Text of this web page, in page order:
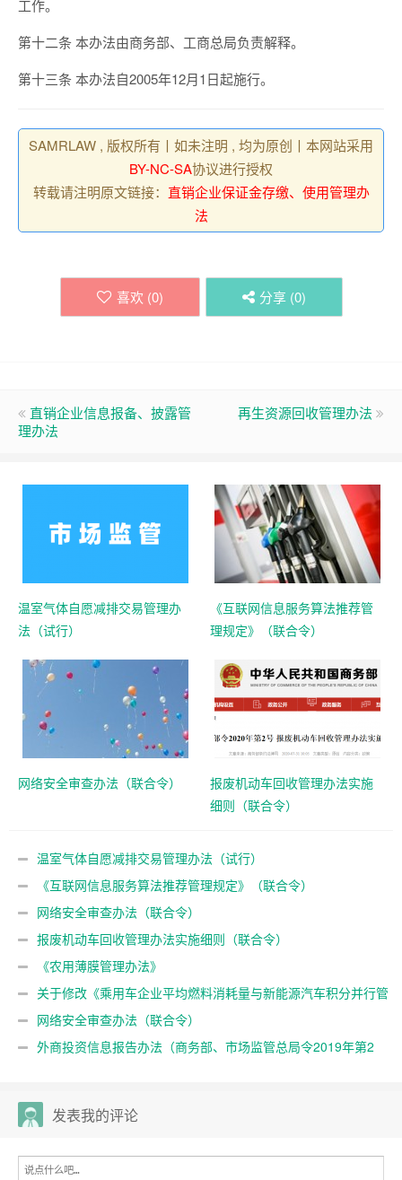
工作。
第十二条 本办法由商务部、工商总局负责解释。
第十三条 本办法自2005年12月1日起施行。
SAMRLAW , 版权所有丨如未注明 , 均为原创丨本网站采用
BY-NC-SA协议进行授权
转载请注明原文链接： 直销企业保证金存缴、使用管理办
法
喜欢 (0) 分享 (0)
直销企业信息报备、披露管
理办法
再生资源回收管理办法
温室气体自愿减排交易管理办
法（试行）
《互联网信息服务算法推荐管
理规定》（联合令）
网络安全审查办法（联合令）
报废机动车回收管理办法实施
细则（联合令）
温室气体自愿减排交易管理办法（试行）
《互联网信息服务算法推荐管理规定》（联合令）
网络安全审查办法（联合令）
报废机动车回收管理办法实施细则（联合令）
《农用薄膜管理办法》
关于修改《乘用车企业平均燃料消耗量与新能源汽车积分并行管
理办法》的决定（联合规章）
网络安全审查办法（联合令）
外商投资信息报告办法（商务部、市场监管总局令2019年第2
发表我的评论